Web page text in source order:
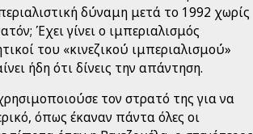
δύναμη μετά το 1992 χωρίς
Έχει γίνει ο ιμπεριαλισμός
του «κινεζικού ιμπεριαλισμού»
ήδη ότι δίνεις την απάντηση.
τον στρατό της για να
όπως έκαναν πάντα όλες οι